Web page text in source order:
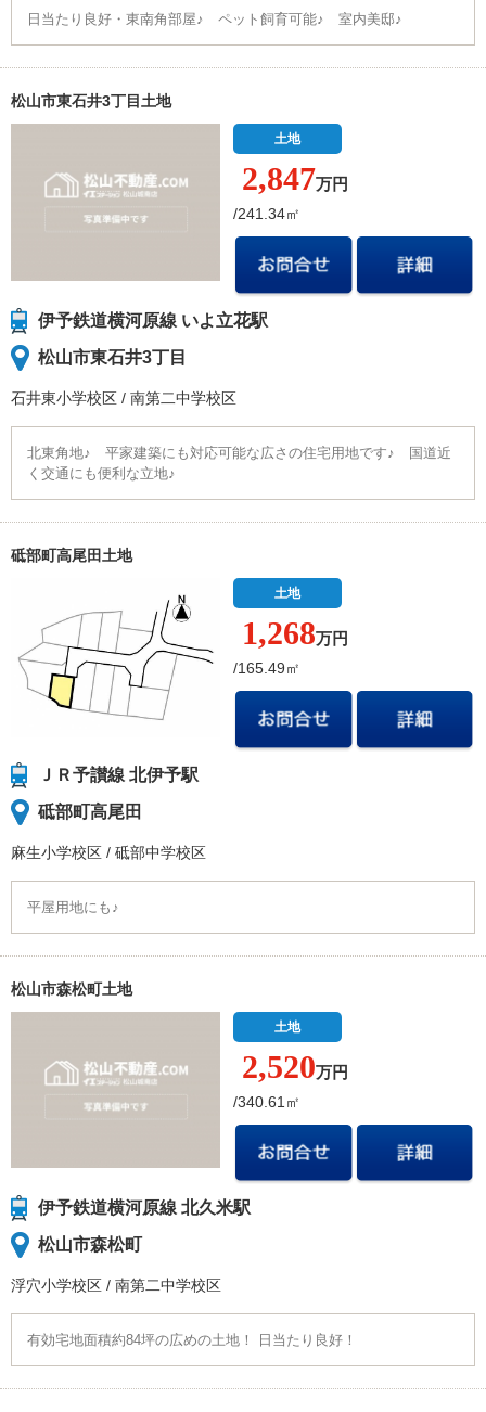
日当たり良好・東南角部屋♪ ペット飼育可能♪ 室内美邸♪
松山市東石井3丁目土地
土地
2,847万円
/241.34㎡
伊予鉄道横河原線 いよ立花駅
松山市東石井3丁目
石井東小学校区 / 南第二中学校区
北東角地♪ 平家建築にも対応可能な広さの住宅用地です♪ 国道近
く交通にも便利な立地♪
砥部町高尾田土地
土地
1,268万円
/165.49㎡
ＪＲ予讃線 北伊予駅
砥部町高尾田
麻生小学校区 / 砥部中学校区
平屋用地にも♪
松山市森松町土地
土地
2,520万円
/340.61㎡
伊予鉄道横河原線 北久米駅
松山市森松町
浮穴小学校区 / 南第二中学校区
有効宅地面積約84坪の広めの土地！ 日当たり良好！